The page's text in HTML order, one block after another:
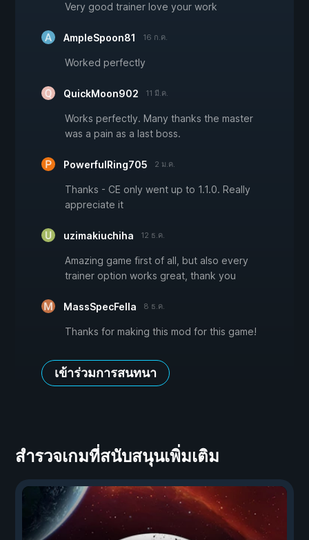
Very good trainer love your work
AmpleSpoon81 16 ก.ค.
Worked perfectly
QuickMoon902 11 มี.ค.
Works perfectly. Many thanks the master
was a pain as a last boss.
PowerfulRing705 2 ม.ค.
Thanks - CE only went up to 1.1.0. Really
appreciate it
uzimakiuchiha 12 ธ.ค.
Amazing game first of all, but also every
trainer option works great, thank you
MassSpecFella 8 ธ.ค.
Thanks for making this mod for this game!
เข้าร่วมการสนทนา
สำรวจเกมที่สนับสนุนเพิ่มเติม